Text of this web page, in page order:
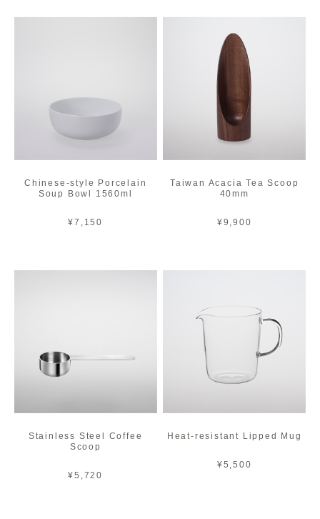
Chinese-style Porcelain
Soup Bowl 1560ml
¥7,150
Taiwan Acacia Tea Scoop
40mm
¥9,900
Stainless Steel Coffee
Scoop
¥5,720
Heat-resistant Lipped Mug
¥5,500